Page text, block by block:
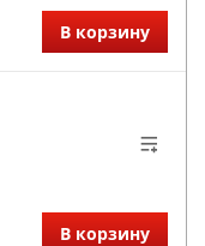
В корзину
В корзину